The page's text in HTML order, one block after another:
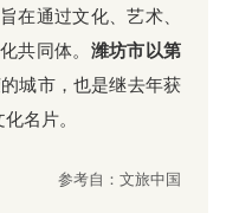
在通过文化、艺术、
共同体。 潍坊市以第
城市，也是继去年获
名片。
参考自：文旅中国